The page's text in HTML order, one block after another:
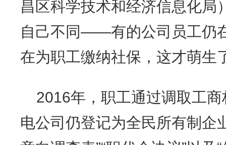
昌区科学技术和经济信息化局
自己不同——有的公司员工仍
在为职工缴纳社保，这才萌生
2016年，职工通过调取工
电公司仍登记为全民所有制企